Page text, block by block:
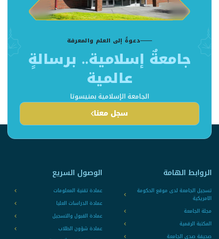
دعوةٌ إلى العلم والمعرفة
جامعةٌ إسلامية.. برسالةٍ
عالمية
الجامعة الإسلامية بمنيسوتا
سجل معنا
الروابط الهامة
تسجيل الجامعة لدى موقع الحكومة
الامريكية
مجلة الجامعة
المكتبة الرقمية
صحيفة صدى الجامعة
الوصول السريع
عمادة تقنية المعلومات
عمادة الدراسات العليا
عمادة القبول والتسجيل
عمادة شؤون الطلاب